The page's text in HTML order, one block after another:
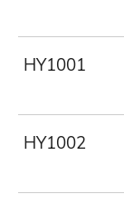
HY1001
HY1002